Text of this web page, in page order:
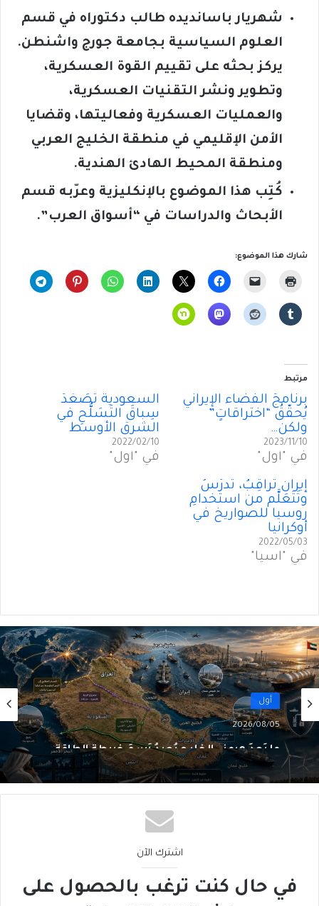
شهريار باسانديده طالب دكتوراه في قسم
العلوم السياسية بجامعة جورج واشنطن.
يركز بحثه على تقييم القوة العسكرية،
وتطوير ونشر التقنيات العسكرية،
والعمليات العسكرية وفعاليتها، وقضايا
الأمن الإقليمي في منطقة الخليج العربي
ومنطقة المحيط الهادئ الهندية.
كُتِب هذا الموضوع بالإنكليزية وعرّبه قسم
الأبحاث والدراسات في “أسواق العرب”.
شارك هذا الموضوع:
مرتبط
برنامجُ الفضاء الإيراني
يُحقّقُ “اختراقاتٍ”
ولكن…
2023/11/10
في "أول"
السعودية تُصَعِّدُ
سِباقَ التَسَلُّحِ في
الشرق الأوسط
2022/02/10
في "أول"
إيران تُراقِبُ، تَدرُسُ
وتَتَعَلَّم من استخدامِ
روسيا للصواريخ في
أوكرانيا
2022/05/03
في "آسيا"
أول
2026/08/05
ما بَعدَ هرمز… الخليج يُعيدُ رَسمَ خريطةِ الطاقة
اشترك الآن
في حال كنت ترغب بالحصول على